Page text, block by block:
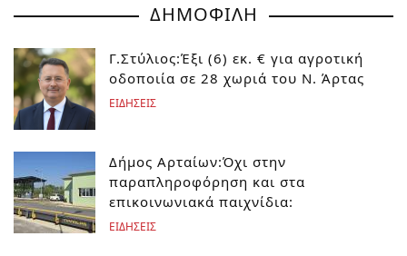
ΔΗΜΟΦΙΛΗ
Γ.Στύλιος:Έξι (6) εκ. € για αγροτική
οδοποιία σε 28 χωριά του Ν. Άρτας
ΕΙΔΗΣΕΙΣ
Δήμος Αρταίων:Όχι στην
παραπληροφόρηση και στα
επικοινωνιακά παιχνίδια:
ΕΙΔΗΣΕΙΣ